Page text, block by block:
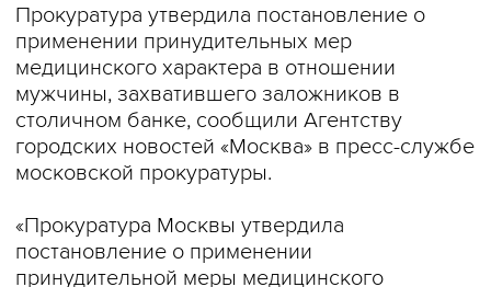
Прокуратура утвердила постановление о
применении принудительных мер
медицинского характера в отношении
мужчины, захватившего заложников в
столичном банке, сообщили Агентству
городских новостей «Москва» в пресс-службе
московской прокуратуры.
«Прокуратура Москвы утвердила
постановление о применении
принудительной меры медицинского